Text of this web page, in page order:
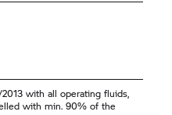
with all operating fluids,
with min. 90% of the